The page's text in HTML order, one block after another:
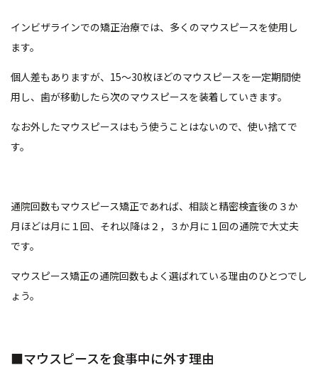
インビザラインでの矯正治療では、多くのマウスピースを使用し
ます。
個人差もありますが、15～30枚ほどのマウスピースを一定期間使
用し、歯が移動したら次のマウスピースを装着していきます。
なお外したマウスピースはもう使うことはないので、使い捨てで
す。
通院回数もマウスピース矯正であれば、相談と精密検査後の３か
月ほどは月に１回、それ以降は２，３か月に１回の通院で大丈夫
です。
マウスピース矯正の通院回数もよく選ばれている理由のひとつでし
ょう。
■マウスピースを食事中に外す理由